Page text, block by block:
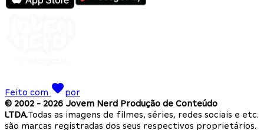
Feito com
por
© 2002 - 2026 Jovem Nerd Produção de Conteúdo
LTDA.Todas as imagens de filmes, séries, redes sociais e etc.
são marcas registradas dos seus respectivos proprietários.